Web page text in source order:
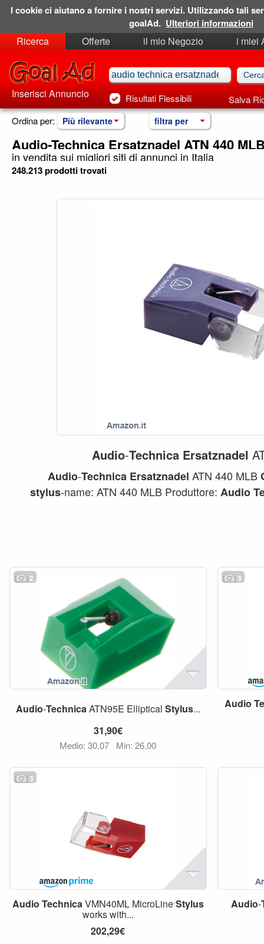
Ricerca Offerte il mio Negozio
i miei
Risultati Flessibili Salva
Inserisci Annuncio
Ordina per: Più rilevante filtra per
Audio-Technica Ersatznadel ATN 440
in vendita sui migliori siti di annunci in Italia
248.213 prodotti trovati
Audio-Technica Ersatznadel
Audio-Technica Ersatznadel ATN 440 MLB
stylus-name: ATN 440 MLB Produttore: Audio
2
Audio-TechnicaATN95E Elliptical Stylus...
31,90€
Medio: 30,07 Min: 26,00
3
Audio
3
Audio TechnicaVMN40ML MicroLineStylus
works with...
202,29€
Audio-
I cookie ci aiutano a fornire i nostri servizi. Utilizzando tali
goalAd. Ulteriori informazioni